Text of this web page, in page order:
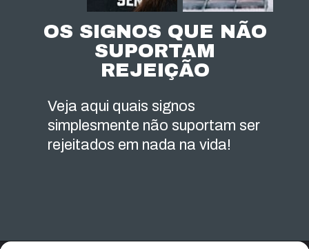
OS SIGNOS QUE NÃO
SUPORTAM
REJEIÇÃO
Veja aqui quais signos
simplesmente não suportam ser
rejeitados em nada na vida!